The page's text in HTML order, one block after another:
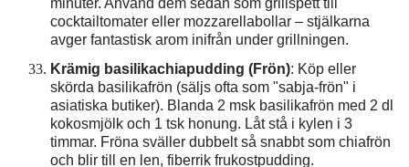
cocktailtomater eller mozzarellabollar – stjälkarna
avger fantastisk arom inifrån under grillningen.
Krämig basilikachiapudding (Frön): Köp eller
skörda basilikafrön (säljs ofta som "sabja-frön" i
asiatiska butiker). Blanda 2 msk basilikafrön med 2 dl
kokosmjölk och 1 tsk honung. Låt stå i kylen i 3
timmar. Fröna sväller dubbelt så snabbt som chiafrön
och blir till en len, fiberrik frukostpudding.